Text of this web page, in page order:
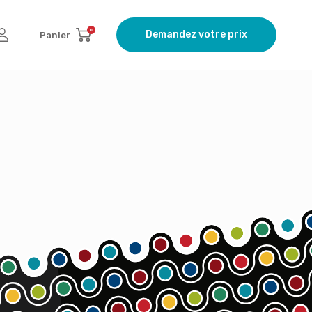
Panier 0 Demandez votre prix